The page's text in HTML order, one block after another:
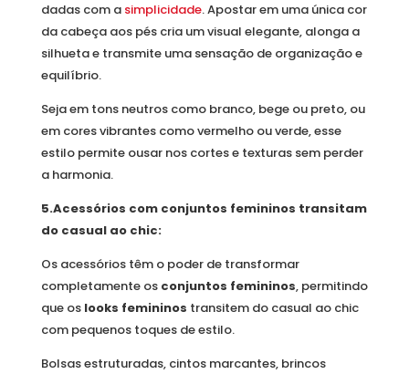
dadas com a simplicidade. Apostar em uma única cor
da cabeça aos pés cria um visual elegante, alonga a
silhueta e transmite uma sensação de organização e
equilíbrio.
Seja em tons neutros como branco, bege ou preto, ou
em cores vibrantes como vermelho ou verde, esse
estilo permite ousar nos cortes e texturas sem perder
a harmonia.
5.Acessórios com conjuntos femininos transitam
do casual ao chic:
Os acessórios têm o poder de transformar
completamente os conjuntos femininos, permitindo
que os looks femininos transitem do casual ao chic
com pequenos toques de estilo.
Bolsas estruturadas, cintos marcantes, brincos